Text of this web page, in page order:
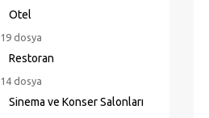
Otel
19 dosya
Restoran
14 dosya
Sinema ve Konser Salonları